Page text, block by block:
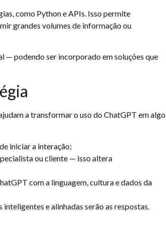
como Python e APIs. Isso permite
grandes volumes de informação ou
— podendo ser incorporado em soluções que
a transformar o uso do ChatGPT em algo
iniciar a interação;
ou cliente — isso altera
com a linguagem, cultura e dados da
e alinhadas serão as respostas.